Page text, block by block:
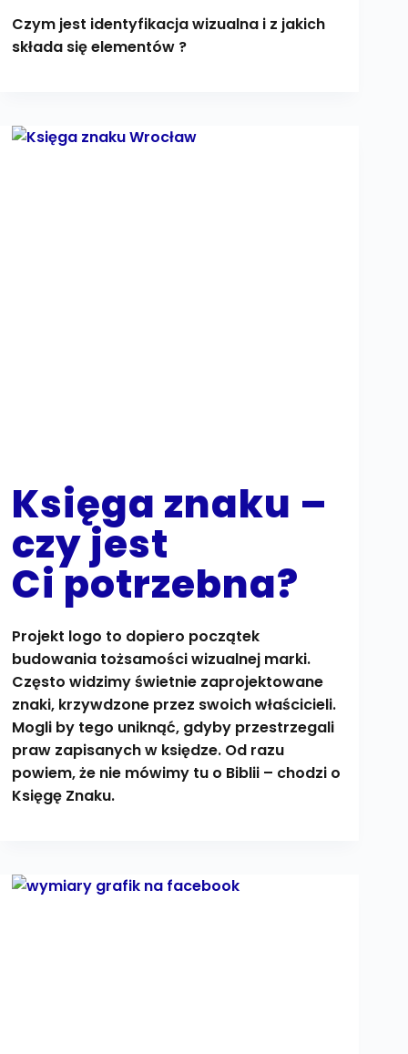
Czym jest identyfikacja wizualna i z jakich
składa się elementów ?
Księga znaku –
czy jest
Ci potrzebna?
Projekt logo to dopiero początek
budowania tożsamości wizualnej marki.
Często widzimy świetnie zaprojektowane
znaki, krzywdzone przez swoich właścicieli.
Mogli by tego uniknąć, gdyby przestrzegali
praw zapisanych w księdze. Od razu
powiem, że nie mówimy tu o Biblii – chodzi o
Księgę Znaku.